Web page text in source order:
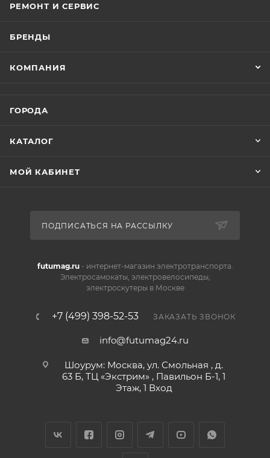
РЕМОНТ И СЕРВИС
БРЕНДЫ
КОМПАНИЯ
ГОРОДА
КАТАЛОГ
МОЙ КАБИНЕТ
ПОДПИСАТЬСЯ НА РАССЫЛКУ
futumag.ru- интернет-магазин электротранспорта.
Электросамокаты, электровелосипеды,
электроскутеры в Москве
+7 (499) 398-52-53 ЗАКАЗАТЬ ЗВОНОК
info@futumag24.ru
Шоурум: Москва, ул. Смольная , д.
63 Б, ТЦ «Экстрим» , Павильон Б-1, 1
Этаж, 1 Вход